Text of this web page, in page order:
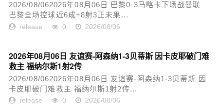
2026/08/062026年08月06日 巴黎0-3马略卡下场战曼联
巴黎全场控球近6成+8射3正未果...
release 0 2026/08/06
2026年08月06日 友谊赛-阿森纳1-3贝蒂斯 因卡皮耶破门难
救主 福纳尔斯1射2传
2026/08/062026年08月06日 友谊赛-阿森纳1-3贝蒂斯 因
卡皮耶破门难救主 福纳尔斯1射2传...
release 0 2026/08/06